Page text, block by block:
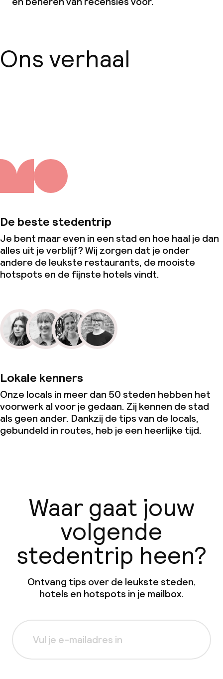
Ons verhaal
De beste stedentrip
Je bent maar even in een stad en hoe haal je dan
alles uit je verblijf? Wij zorgen dat je onder
andere de leukste restaurants, de mooiste
hotspots en de fijnste hotels vindt.
Lokale kenners
Onze locals in meer dan 50 steden hebben het
voorwerk al voor je gedaan. Zij kennen de stad
als geen ander. Dankzij de tips van de locals,
gebundeld in routes, heb je een heerlijke tijd.
Waar gaat jouw
volgende
stedentrip heen?
Ontvang tips over de leukste steden,
hotels en hotspots in je mailbox.